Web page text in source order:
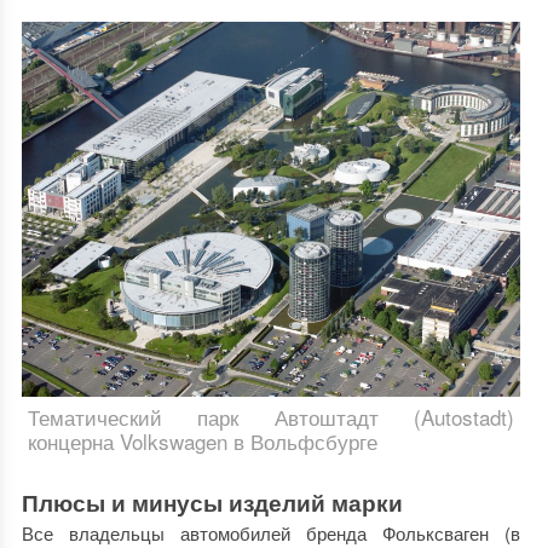
Тематический парк Автоштадт (Autostadt)
концерна Volkswagen в Вольфсбурге
Плюсы и минусы изделий марки
Все владельцы автомобилей бренда Фольксваген (в